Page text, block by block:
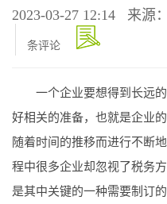
2023-03-27 12:14 来源
条评论
一个企业要想得到长远
好相关的准备，也就是企业
随着时间的推移而进行不断
程中很多企业却忽视了税务
是其中关键的一种需要制订